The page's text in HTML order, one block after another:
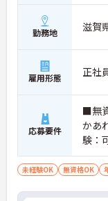
勤務地 滋賀
雇用形態 正社
応募要件
■無
かあ
験：
上 ・
方
未経験OK 無資格OK